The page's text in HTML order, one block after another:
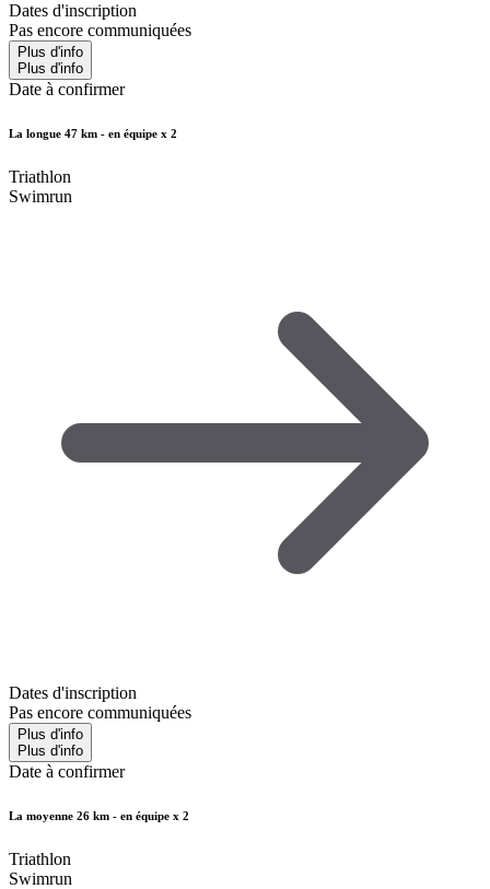
Dates d'inscription
Pas encore communiquées
Plus d'info
Plus d'info
Date à confirmer
La longue 47 km - en équipe x 2
Triathlon
Swimrun
Dates d'inscription
Pas encore communiquées
Plus d'info
Plus d'info
Date à confirmer
La moyenne 26 km - en équipe x 2
Triathlon
Swimrun